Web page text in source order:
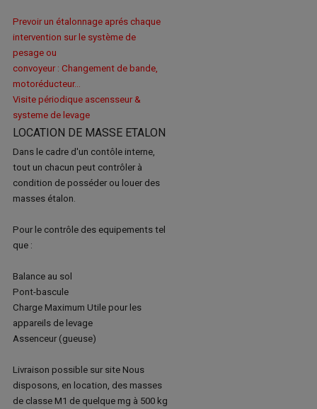
Prevoir un étalonnage aprés chaque
intervention sur le système de
pesage ou
convoyeur : Changement de bande,
motoréducteur...
Visite périodique ascensseur &
systeme de levage
LOCATION DE MASSE ETALON
Dans le cadre d'un contôle interne,
tout un chacun peut contrôler à
condition de posséder ou louer des
masses étalon.
Pour le contrôle des equipements tel
que :
Balance au sol
Pont-bascule
Charge Maximum Utile pour les
appareils de levage
Assenceur (gueuse)
Livraison possible sur site Nous
disposons, en location, des masses
de classe M1 de quelque mg à 500 kg